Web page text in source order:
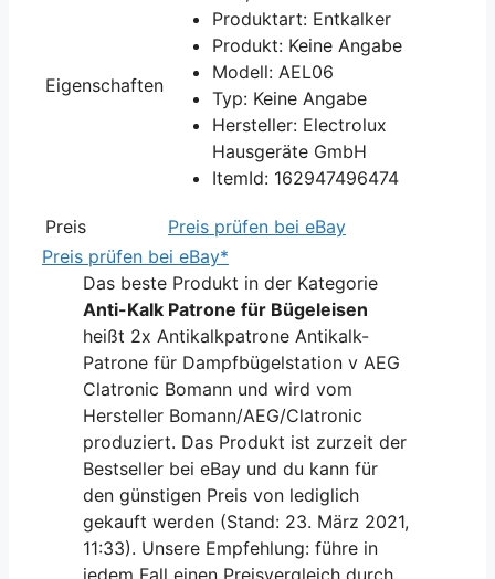
Eigenschaften
Produktart: Entkalker
Produkt: Keine Angabe
Modell: AEL06
Typ: Keine Angabe
Hersteller: Electrolux
Hausgeräte GmbH
ItemId: 162947496474
Preis
Preis prüfen bei eBay
Preis prüfen bei eBay*
Das beste Produkt in der Kategorie
Anti-Kalk Patrone für Bügeleisen
heißt 2x Antikalkpatrone Antikalk-
Patrone für Dampfbügelstation v AEG
Clatronic Bomann und wird vom
Hersteller Bomann/AEG/Clatronic
produziert. Das Produkt ist zurzeit der
Bestseller bei eBay und du kann für
den günstigen Preis von lediglich
gekauft werden (Stand: 23. März 2021,
11:33). Unsere Empfehlung: führe in
jedem Fall einen Preisvergleich durch,